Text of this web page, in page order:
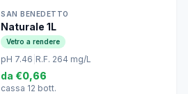
SAN BENEDETTO
Naturale 1L
Vetro a rendere
pH 7.46 R.F. 264 mg/L
da €0,66
cassa 12 bott.